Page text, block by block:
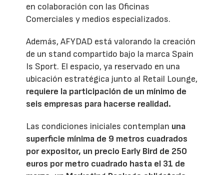
en colaboración con las Oficinas
Comerciales y medios especializados.
Además, AFYDAD está valorando la creación
de un stand compartido bajo la marca Spain
Is Sport. El espacio, ya reservado en una
ubicación estratégica junto al Retail Lounge,
requiere la participación de un mínimo de
seis empresas para hacerse realidad.
Las condiciones iniciales contemplan una
superficie mínima de 9 metros cuadrados
por expositor, un precio Early Bird de 250
euros por metro cuadrado hasta el 31 de